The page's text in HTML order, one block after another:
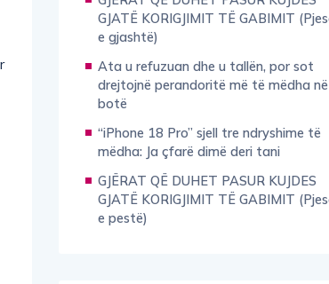
GJËRAT QË DUHET PASUR KUJDES
GJATË KORIGJIMIT TË GABIMIT (Pjesa
e gjashtë)
Ata u refuzuan dhe u tallën, por sot
drejtojnë perandoritë më të mëdha në
“iPhone 18 Pro” sjell tre ndryshime të
mëdha: Ja çfarë dimë deri tani
GJËRAT QË DUHET PASUR KUJDES
GJATË KORIGJIMIT TË GABIMIT (Pjesa
e pestë)